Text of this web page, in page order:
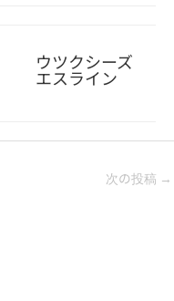
ウツクシーズ
エスライン
次の投稿 →